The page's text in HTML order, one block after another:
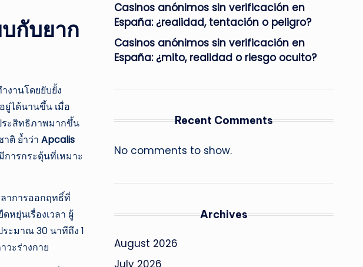
กับยาก
งานโดยยับยั้ง
ยู่ได้นานขึ้น เมื่อ
ระสิทธิภาพมากขึ้น
ติ ย้ำว่า Apcalis
การกระตุ้นที่เหมาะ
าการออกฤทธิ์ที่
หยุ่นเรื่องเวลา ผู้
ระมาณ 30 นาทีถึง 1
ะร่างกาย
Casinos anónimos sin verificación en
España: ¿realidad, tentación o peligro?
Casinos anónimos sin verificación en
España: ¿mito, realidad o riesgo oculto?
Recent Comments
No comments to show.
Archives
August 2026
July 2026